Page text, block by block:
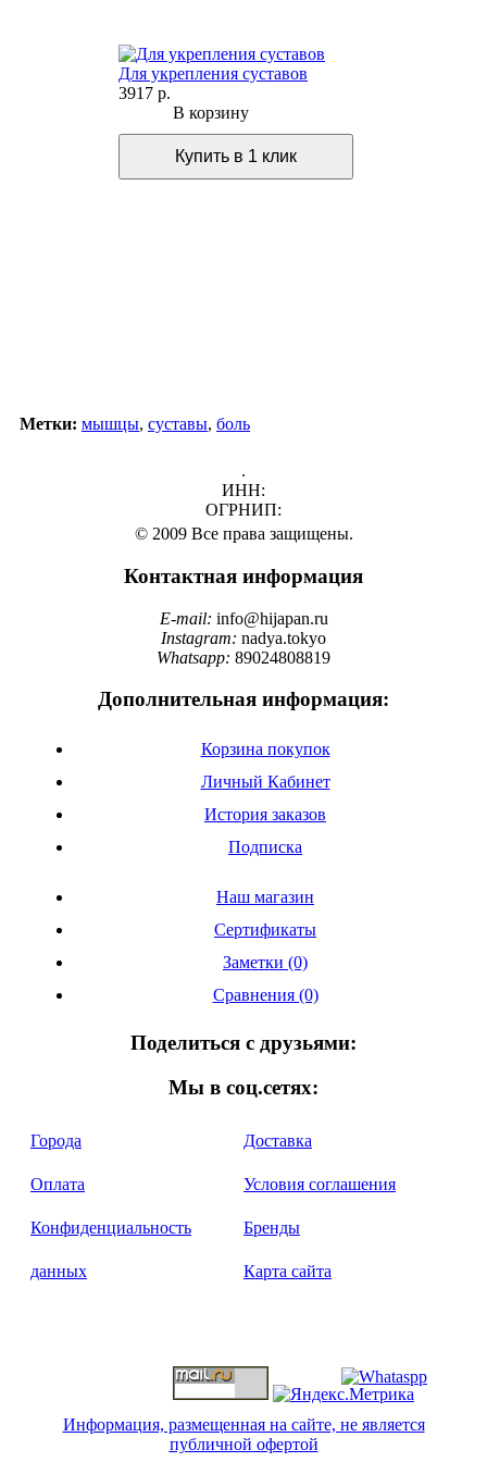
Для укрепления суставов
3917 р.
В корзину
Метки: мышцы, суставы, боль
.
ИНН:
ОГРНИП:
© 2009 Все права защищены.
Контактная информация
E-mail: info@hijapan.ru
Instagram: nadya.tokyo
Whatsapp: 89024808819
Дополнительная информация:
Корзина покупок
Личный Кабинет
История заказов
Подписка
Наш магазин
Сертификаты
Заметки (0)
Сравнения (0)
Поделиться с друзьями:
Мы в соц.сетях:
Города Доставка
Оплата Условия соглашения
Конфиденциальность
данных
Бренды
Карта сайта
Информация, размещенная на сайте, не является
публичной офертой